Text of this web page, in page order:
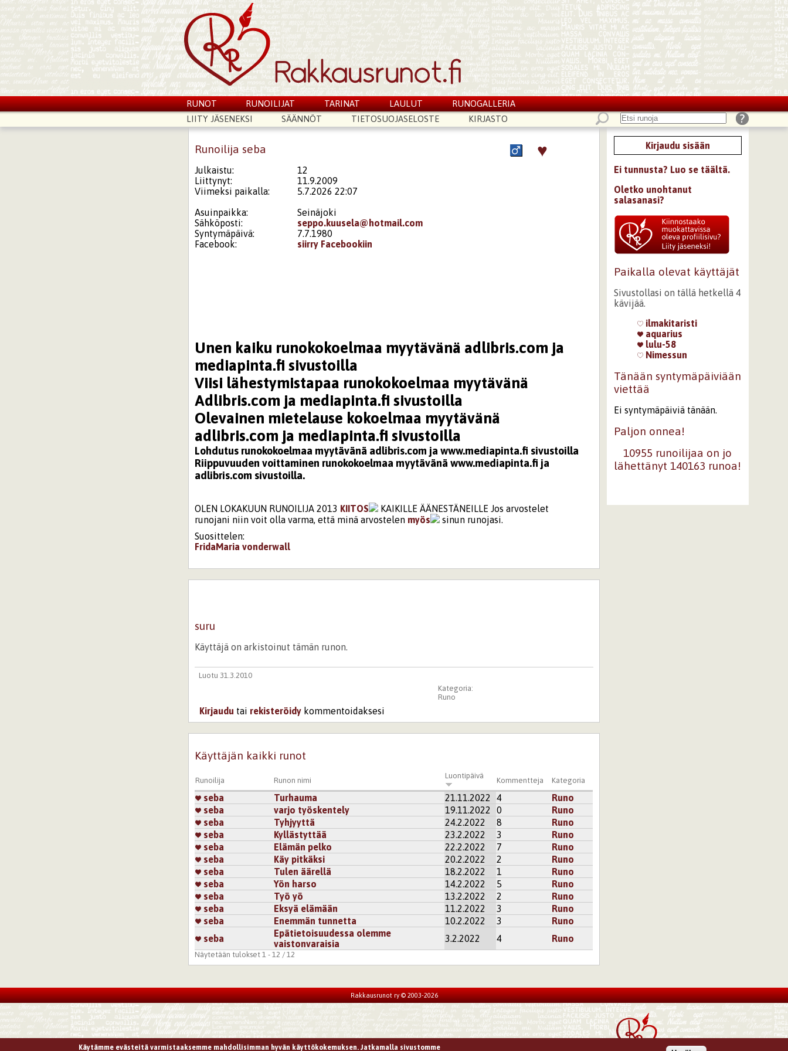
RUNOT RUNOILIJAT TARINAT LAULUT
RUNOGALLERIA
LIITY JÄSENEKSI
SÄÄNNÖT TIETOSUOJASELOSTE KIRJASTO
Runoilija seba ♥
Julkaistu:
12
Liittynyt:
11.9.2009
Viimeksi paikalla:
5.7.2026 22:07
Asuinpaikka:
Seinäjoki
Sähköposti:
seppo.kuusela@hotmail.com
Syntymäpäivä:
7.7.1980
Facebook:
siirry Facebookiin
Unen kaiku runokokoelmaa myytävänä adlibris.com ja
mediapinta.fi sivustoilla
Viisi lähestymistapaa runokokoelmaa myytävänä
Adlibris.com ja mediapinta.fi sivustoilla
Olevainen mietelause kokoelmaa myytävänä
adlibris.com ja mediapinta.fi sivustoilla
Lohdutus runokokoelmaa myytävänä adlibris.com ja www.mediapinta.fi sivustoilla
Riippuvuuden voittaminen runokokoelmaa myytävänä www.mediapinta.fi ja
adlibris.com sivustoilla.
OLEN LOKAKUUN RUNOILIJA 2013 KIITOS
KAIKILLE ÄÄNESTÄNEILLE Jos arvostelet
runojani niin voit olla varma, että minä arvostelen myös
sinun runojasi.
Suosittelen:
FridaMaria vonderwall
suru
Käyttäjä on arkistoinut tämän runon.
Luotu 31.3.2010
Kategoria:
Runo
Kirjaudu tai rekisteröidy kommentoidaksesi
Käyttäjän kaikki runot
Runoilija Runon nimi
Luontipäivä
Kommentteja Kategoria
seba Turhauma 21.11.2022 4
Runo
seba
varjo työskentely 19.11.2022 0
Runo
seba
Tyhjyyttä 24.2.2022 8
Runo
seba
Kyllästyttää 23.2.2022 3
Runo
seba
Elämän pelko 22.2.2022 7
Runo
seba
Käy pitkäksi 20.2.2022 2
Runo
seba
Tulen äärellä 18.2.2022 1
Runo
seba
Yön harso 14.2.2022 5
Runo
seba
Työ yö 13.2.2022 2
Runo
seba
Eksyä elämään 11.2.2022 3
Runo
seba
Enemmän tunnetta 10.2.2022 3
Runo
seba
Epätietoisuudessa olemme
vaistonvaraisia
3.2.2022 4 Runo
Näytetään tulokset 1 - 12 / 12
Kirjaudu sisään
Ei tunnusta? Luo se täältä.
Oletko unohtanut
salasanasi?
Paikalla olevat käyttäjät
Sivustollasi on tällä hetkellä 4
kävijää.
ilmakitaristi
aquarius
lulu-58
Nimessun
Tänään syntymäpäiviään
viettää
Ei syntymäpäiviä tänään.
Paljon onnea!
10955 runoilijaa on jo
lähettänyt 140163 runoa!
Rakkausrunot ry © 2003-2026
Käytämme evästeitä varmistaaksemme mahdollisimman hyvän käyttökokemuksen. Jatkamalla sivustomme